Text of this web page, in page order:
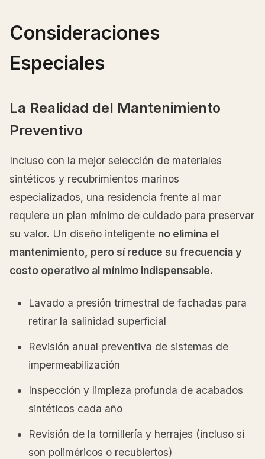
Consideraciones
Especiales
La Realidad del Mantenimiento
Preventivo
Incluso con la mejor selección de materiales
sintéticos y recubrimientos marinos
especializados, una residencia frente al mar
requiere un plan mínimo de cuidado para preservar
su valor. Un diseño inteligente no elimina el
mantenimiento, pero sí reduce su frecuencia y
costo operativo al mínimo indispensable.
Lavado a presión trimestral de fachadas para
retirar la salinidad superficial
Revisión anual preventiva de sistemas de
impermeabilización
Inspección y limpieza profunda de acabados
sintéticos cada año
Revisión de la tornillería y herrajes (incluso si
son poliméricos o recubiertos)